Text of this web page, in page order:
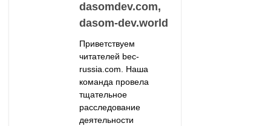
dasomdev.com,
dasom-dev.world
Приветствуем
читателей bec-
russia.com. Наша
команда провела
тщательное
расследование
деятельности